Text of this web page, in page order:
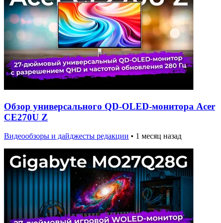
Обзор универсального QD-OLED-монитора Acer
CE270U Z
Видеообзоры и дайджесты редакции • 1 месяц назад